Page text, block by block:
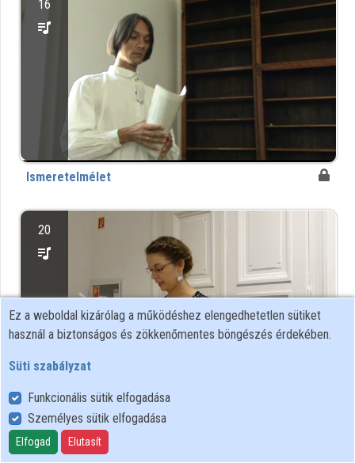
Kategóriák
Intézmények
Közreműködők
16
Ismeretelmélet
20
Műelemzés / Ekphraszisz és kép
Felhasználói szabályzat
Ez a weboldal kizárólag a működéshez elengedhetetlen sütiket
használ a biztonságos és zökkenőmentes böngészés érdekében.
Süti szabályzat
Funkcionális sütik elfogadása
Személyes sütik elfogadása
Elfogad Elutasít